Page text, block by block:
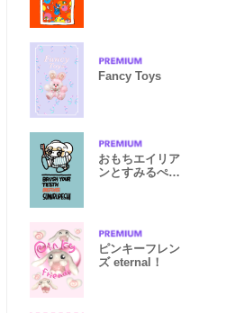
Fancy Toys
おもちエイリア
ンとすみるぺす
ピンキーフレン
ズ eternal！